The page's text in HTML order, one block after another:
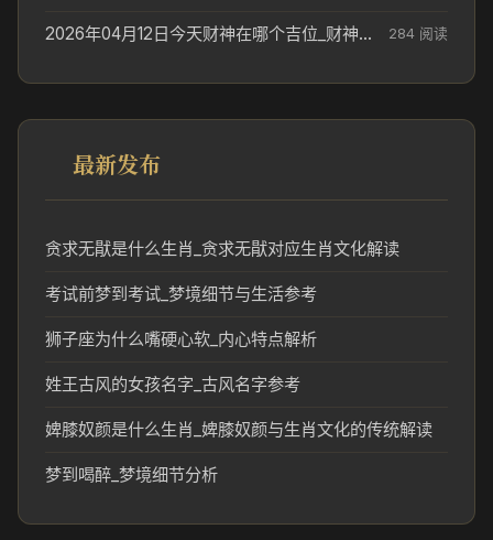
2026年04月12日今天财神在哪个吉位_财神方位参考 284 阅读
最新发布
贪求无猒是什么生肖_贪求无猒对应生肖文化解读
考试前梦到考试_梦境细节与生活参考
狮子座为什么嘴硬心软_内心特点解析
姓王古风的女孩名字_古风名字参考
婢膝奴颜是什么生肖_婢膝奴颜与生肖文化的传统解读
梦到喝醉_梦境细节分析